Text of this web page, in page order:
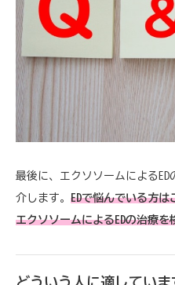
最後に、エクソソームによる
介します。 EDで悩んでいる方
エクソソームによるEDの治療